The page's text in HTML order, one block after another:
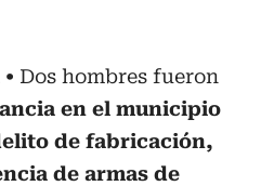
Dos hombres fueron
en el municipio
de fabricación,
de armas de